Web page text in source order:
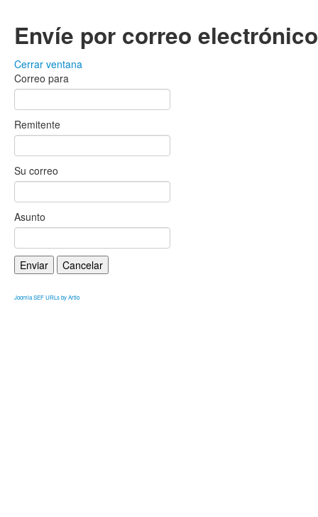
Envíe por correo
Cerrar ventana
Correo para
Remitente
Su correo
Asunto
Enviar Cancelar
Joomla SEF URLs by Artio